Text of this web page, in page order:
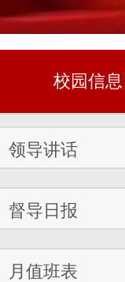
校园信息
领导讲话
督导日报
月值班表